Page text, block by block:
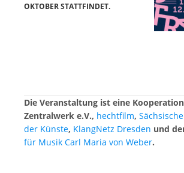
OKTOBER STATTFINDET.
Die Veranstaltung ist eine
Zentralwerk e.V., hechtfilm,
der Künste, KlangNetz Dresden und
für Musik Carl Maria von Weber.